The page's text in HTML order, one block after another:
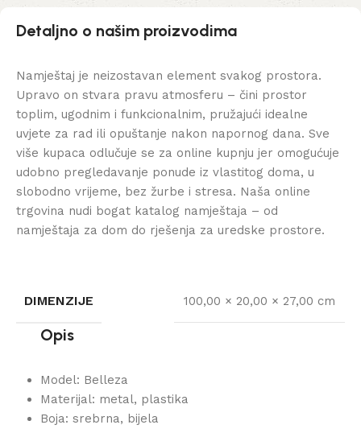
Detaljno o našim proizvodima
Namještaj je neizostavan element svakog prostora.
Upravo on stvara pravu atmosferu – čini prostor
toplim, ugodnim i funkcionalnim, pružajući idealne
uvjete za rad ili opuštanje nakon napornog dana. Sve
više kupaca odlučuje se za online kupnju jer omogućuje
udobno pregledavanje ponude iz vlastitog doma, u
slobodno vrijeme, bez žurbe i stresa. Naša online
trgovina nudi bogat katalog namještaja – od
namještaja za dom do rješenja za uredske prostore.
DIMENZIJE 100,00 × 20,00 × 27,00 cm
Opis
Model: Belleza
Materijal: metal, plastika
Boja: srebrna, bijela